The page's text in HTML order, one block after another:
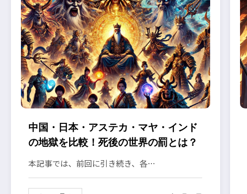
中国・日本・アステカ・マヤ・インド
の地獄を比較！死後の世界の罰とは？
本記事では、前回に引き続き、各…